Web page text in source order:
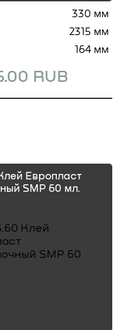
RUB
330 мм
2315 мм
164 мм
Европласт
SMP 60 мл.